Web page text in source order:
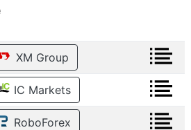
XM Group
IC Markets
RoboForex